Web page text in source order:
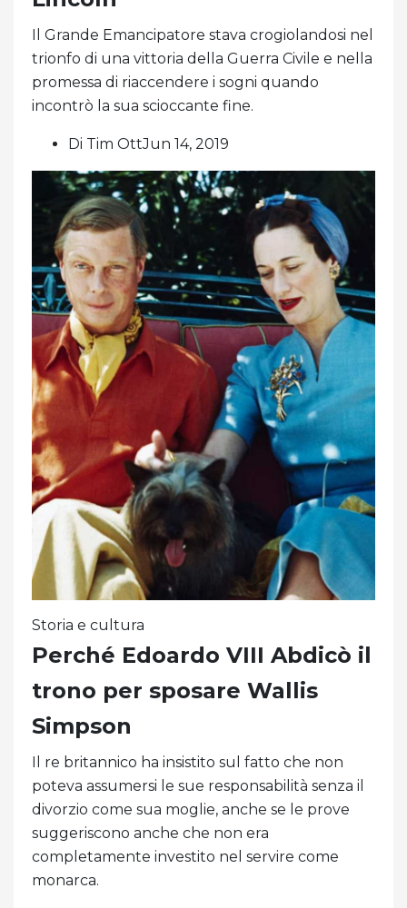
Il Grande Emancipatore stava crogiolandosi nel
trionfo di una vittoria della Guerra Civile e nella
promessa di riaccendere i sogni quando
incontrò la sua scioccante fine.
Di Tim OttJun 14, 2019
Storia e cultura
Perché Edoardo VIII Abdicò il
trono per sposare Wallis
Simpson
Il re britannico ha insistito sul fatto che non
poteva assumersi le sue responsabilità senza il
divorzio come sua moglie, anche se le prove
suggeriscono anche che non era
completamente investito nel servire come
monarca.